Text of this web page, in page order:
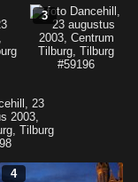
3
4